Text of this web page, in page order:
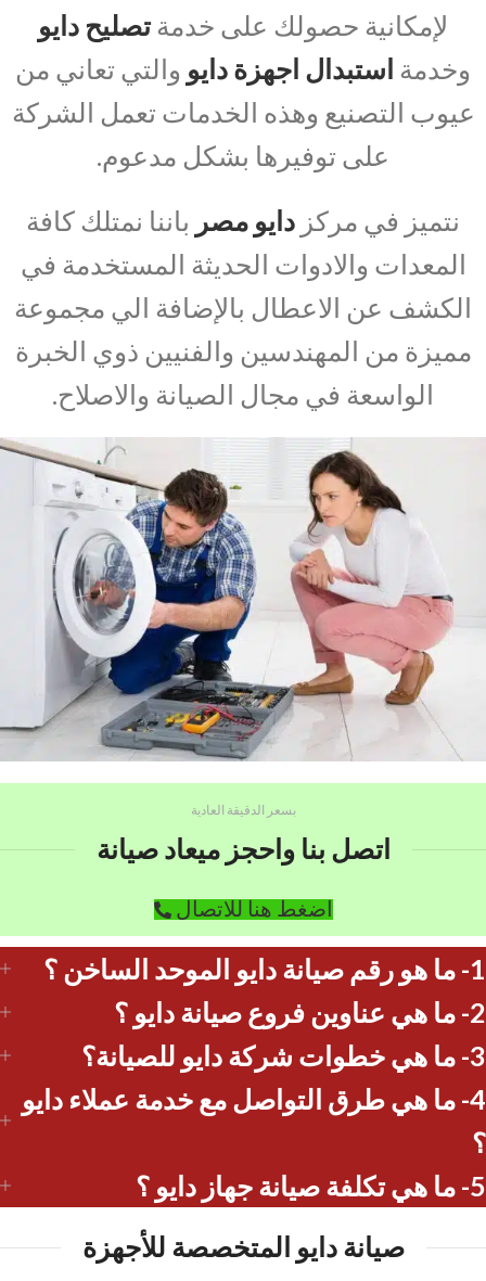
لإمكانية حصولك على خدمةتصليح دايو
وخدمة استبدال اجهزة دايو والتي تعاني من
عيوب التصنيع وهذه الخدمات تعمل الشركة
على توفيرها بشكل مدعوم.
نتميز في مركز دايو مصر باننا نمتلك كافة
المعدات والادوات الحديثة المستخدمة في
الكشف عن الاعطال بالإضافة الي مجموعة
مميزة من المهندسين والفنيين ذوي الخبرة
الواسعة في مجال الصيانة والاصلاح.
بسعر الدقيقة العادية
اتصل بنا واحجز ميعاد صيانة
اضغط هنا للاتصال
1- ما هو رقم صيانة دايو الموحد الساخن ؟
2- ما هي عناوين فروع صيانة دايو ؟
3- ما هي خطوات شركة دايو للصيانة؟
4- ما هي طرق التواصل مع خدمة عملاء دايو
؟
5- ما هي تكلفة صيانة جهاز دايو ؟
صيانة دايو المتخصصة للأجهزة